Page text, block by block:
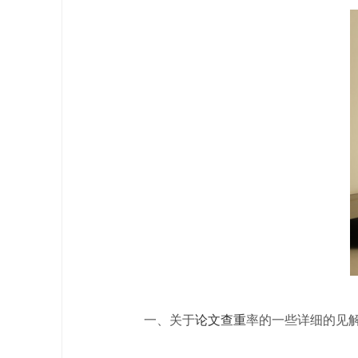
一、关于论文查重率的一些详细的见